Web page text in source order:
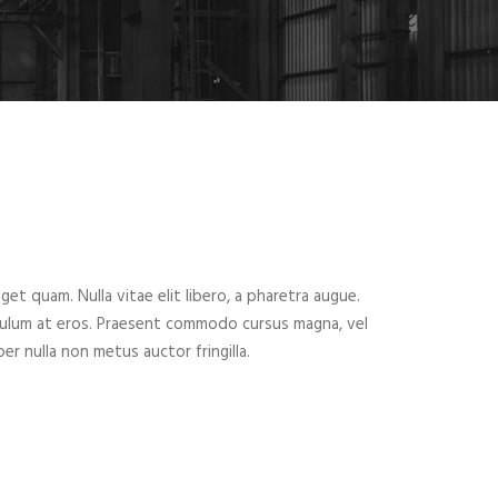
quam. Nulla vitae elit libero, a pharetra augue.
at eros. Praesent commodo cursus magna, vel
nulla non metus auctor fringilla.